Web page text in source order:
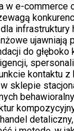
w e-commerce
infrastruktury
ujawniają
do głęboko
kontaktu
sklepie